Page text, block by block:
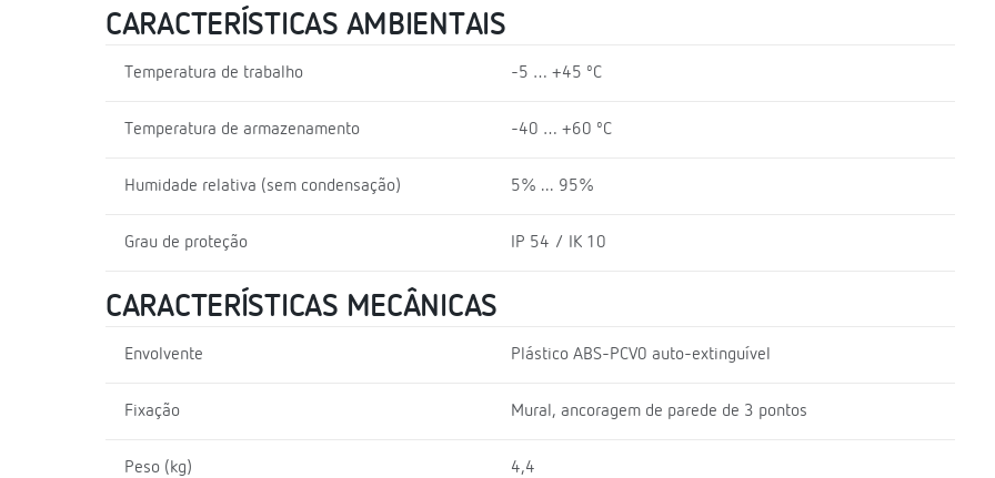
CARACTERÍSTICAS AMBIENTAIS
Temperatura de trabalho -5 … +45 ºC
Temperatura de armazenamento -40 … +60 ºC
Humidade relativa (sem condensação) 5% ... 95%
Grau de proteção IP 54 / IK 10
CARACTERÍSTICAS MECÂNICAS
Envolvente Plástico ABS-PCV0 auto-extinguível
Fixação Mural, ancoragem de parede de 3 pontos
Peso (kg) 4,4